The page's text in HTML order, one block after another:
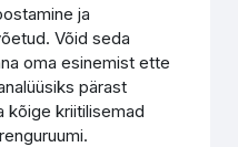
ja
Võid seda
oma esinemist ette
pärast
kõige kriitilisemad